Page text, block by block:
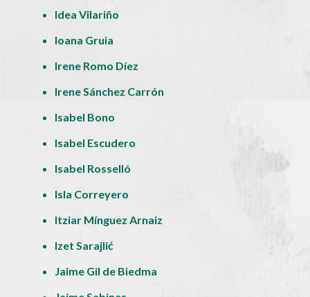
Idea Vilariño
Ioana Gruia
Irene Romo Díez
Irene Sánchez Carrón
Isabel Bono
Isabel Escudero
Isabel Rosselló
Isla Correyero
Itziar Mínguez Arnaiz
Izet Sarajlić
Jaime Gil de Biedma